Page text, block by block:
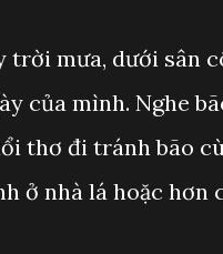
trời mưa, dưới sân
của mình. Nghe
thơ đi tránh bão
ở nhà lá hoặc hơn